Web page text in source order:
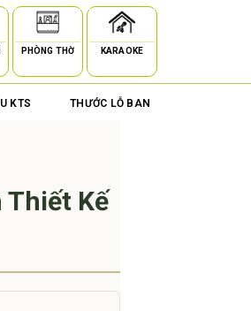
PHÒNG THỜ KARAOKE
KTS THƯỚC LỖ BAN
Thiết Kế